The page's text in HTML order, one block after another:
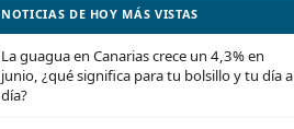
NOTICIAS DE HOY MÁS VISTAS
La guagua en Canarias crece un 4,3% en
junio, ¿qué significa para tu bolsillo y tu día a
día?